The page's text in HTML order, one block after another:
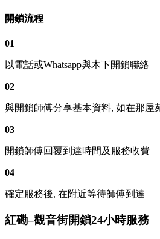
開鎖流程
01
以電話或Whatsapp與木下開鎖聯絡
02
與開鎖師傅分享基本資料, 如在那屋
03
開鎖師傅回覆到達時間及服務收費
04
確定服務後, 在附近等待師傅到達
紅磡–觀音街開鎖24小時服務